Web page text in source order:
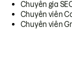
Chuyên gia
Chuyên viên
Chuyên viên